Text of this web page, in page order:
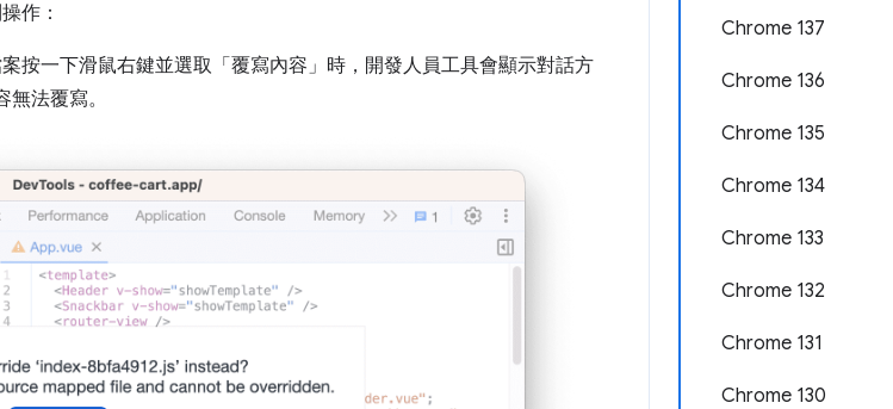
Chrome 137
Chrome 136
Chrome 135
Chrome 134
Chrome 133
Chrome 132
Chrome 131
Chrome 130
作：
按一下滑鼠右鍵並選取「覆寫內容」時，開發人員工具會顯示對話方
法覆寫。